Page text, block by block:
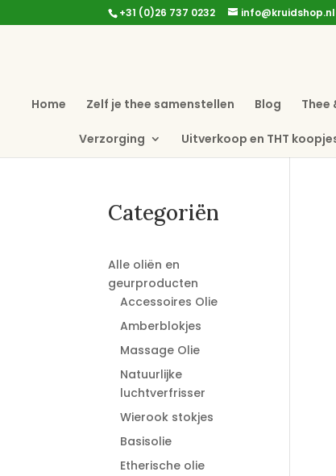
+31 (0)26 737 0232 info@kruidshop.nl
Home Zelf je thee samenstellen Blog Thee
Verzorging Uitverkoop en THT
Categoriën
Alle oliën en
geurproducten
Accessoires Olie
Amberblokjes
Massage Olie
Natuurlijke
luchtverfrisser
Wierook stokjes
Basisolie
Etherische olie